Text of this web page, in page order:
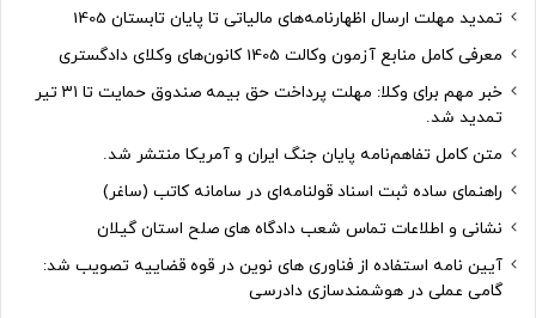
تمدید مهلت ارسال اظهارنامه‌های مالیاتی تا پایان تابستان 1405
معرفی کامل منابع آزمون وکالت 1405 کانون‌های وکلای دادگستری
خبر مهم برای وکلا: مهلت پرداخت حق بیمه صندوق حمایت تا ۳۱ تیر
تمدید شد.
متن کامل تفاهم‌نامه پایان جنگ ایران و آمریکا منتشر شد.
راهنمای ساده ثبت اسناد قولنامه‌ای در سامانه کاتب (ساغر)
نشانی و اطلاعات تماس شعب دادگاه های صلح استان گیلان
آیین نامه استفاده از فناوری های نوین در قوه قضاییه تصویب شد:
گامی عملی در هوشمندسازی دادرسی